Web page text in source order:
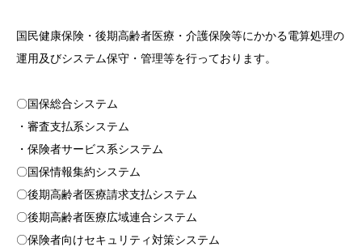
国民健康保険・後期高齢者医療・介護保険等にかかる電算処理の
運用及びシステム保守・管理等を行っております。
〇国保総合システム
・審査支払系システム
・保険者サービス系システム
〇国保情報集約システム
〇後期高齢者医療請求支払システム
〇後期高齢者医療広域連合システム
〇保険者向けセキュリティ対策システム